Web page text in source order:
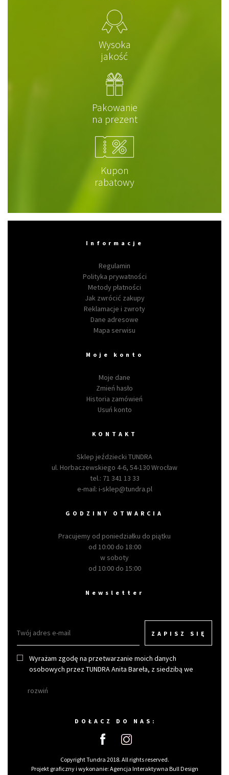
Wysoka
jakość
Pakowanie
na prezent
Kupon
rabatowy
Informacje
Regulamin
Polityka prywatności
Metody płatności
Jak zwrócić zakupy
Reklamacje i zwroty
Dane adresowe
Mapa serwisu
Moje konto
Moje dane
Zmień hasło
Historia zamówień
Usuń konto
KONTAKT
Sklep jeździecki TUNDRA
ul. Horbaczewskiego 4-6, 54-130 Wrocław
tel.: 71 341 13 33
e-mail: i-sklep@tundra.pl
GODZINY OTWARCIA
Pracujemy od poniedziałku do piątku
od 10:00 do 18:00
w soboty
od 10:00 do 15:00
Newsletter
ZAPISZ SIĘ
Wyrażam zgodę na przetwarzanie moich danych
osobowych przez TUNDRA Anita Bareła, z siedzibą we
rozwiń
DOŁACZ DO NAS:
Copyright Tundra 2018. All rights reserved.
Projekt graficzny i wykonanie: Agencja Interaktywna Bull Design